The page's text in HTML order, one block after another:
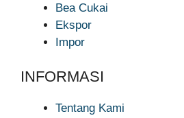
Bea Cukai
Ekspor
Impor
INFORMASI
Tentang Kami